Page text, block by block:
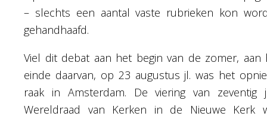
– slechts een aantal vaste rubrieken kon
gehandhaafd.
Viel dit debat aan het begin van de zomer, aan
einde daarvan, op 23 augustus jl. was het
raak in Amsterdam. De viering van zeventig
Wereldraad van Kerken in de Nieuwe Kerk